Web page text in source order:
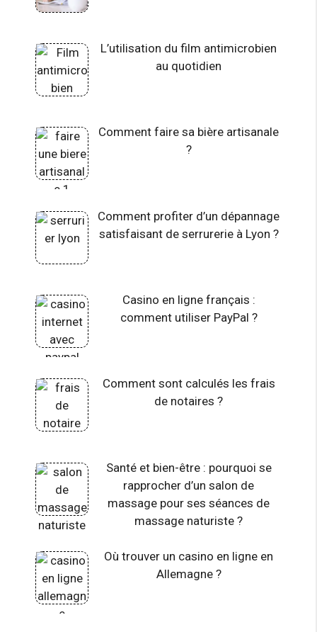
L’utilisation du film antimicrobien
au quotidien
Comment faire sa bière artisanale
?
Comment profiter d’un dépannage
satisfaisant de serrurerie à Lyon ?
Casino en ligne français :
comment utiliser PayPal ?
Comment sont calculés les frais
de notaires ?
Santé et bien-être : pourquoi se
rapprocher d’un salon de
massage pour ses séances de
massage naturiste ?
Où trouver un casino en ligne en
Allemagne ?